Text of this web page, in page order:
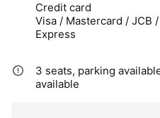
Credit card
Visa / Mastercard / JCB
Express
3 seats, parking
available